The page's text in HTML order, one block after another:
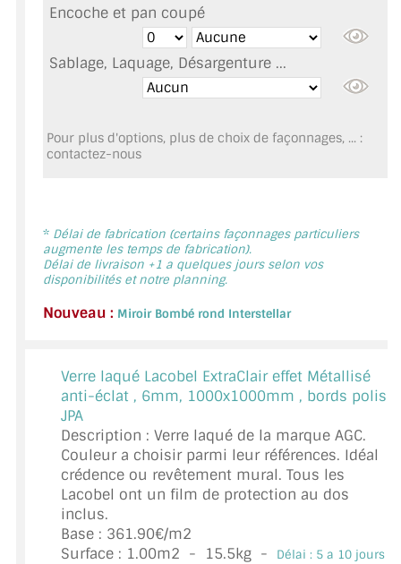
LOTS DE MIROIRS EN MOZAÏQUE
MIROIR POUR PORTE
MIROIR PAROI DE DOUCHE
MIROIR POUR SALLE DE DANSE
MIROIR ENCADRÉ
MIROIR TV
VERRE EXTRACLAIR
VERRE TREMPÉ (SÉCURIT)
PAROI DE DOUCHE
VERRE FEUILLETÉ
VERRE ANTI-REFLET
Encoche et pan coupé
Sablage, Laquage, Désargenture ...
Pour plus d'options, plus de choix de façonnages, ... :
contactez-nous
* Délai de fabrication (certains façonnages particuliers
augmente les temps de fabrication).
Délai de livraison +1 a quelques jours selon vos
disponibilités et notre planning.
Nouveau : Miroir Bombé rond Interstellar
Verre laqué Lacobel ExtraClair effet Métallisé
anti-éclat , 6mm, 1000x1000mm , bords polis
JPA
Description : Verre laqué de la marque AGC.
Couleur a choisir parmi leur références. Idéal
crédence ou revêtement mural. Tous les
Lacobel ont un film de protection au dos
inclus.
Base : 361.90€/m2
Surface : 1.00m2 - 15.5kg - Délai : 5 a 10 jours *